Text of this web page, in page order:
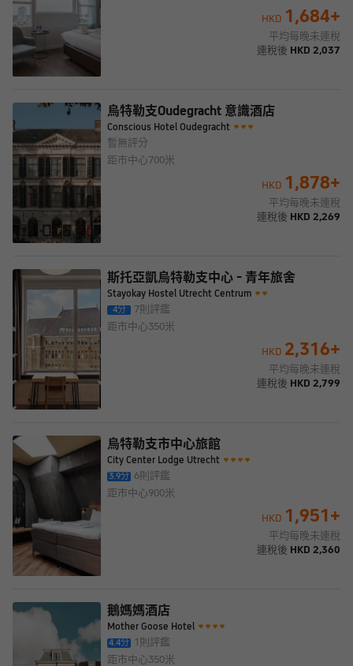
HKD 1,684+
平均每晚未連稅
連稅後 HKD 2,037
烏特勒支Oudegracht 意識酒店
Conscious Hotel Oudegracht
暫無評分
距市中心700米
HKD 1,878+
平均每晚未連稅
連稅後 HKD 2,269
斯托亞凱烏特勒支中心 - 青年旅舍
Stayokay Hostel Utrecht Centrum
4分 7則評鑑
距市中心350米
HKD 2,316+
平均每晚未連稅
連稅後 HKD 2,799
烏特勒支市中心旅館
City Center Lodge Utrecht
3.9分 6則評鑑
距市中心900米
HKD 1,951+
平均每晚未連稅
連稅後 HKD 2,360
鵝媽媽酒店
Mother Goose Hotel
4.4分 1 則評鑑
距市中心350米